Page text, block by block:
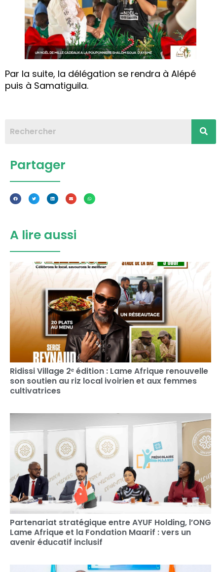
Par la suite, la délégation se rendra à Alépé
puis à Samatiguila.
Partager
A lire aussi
Ridissi Village 2ᵉ édition : Lame Afrique renouvelle
son soutien au riz local ivoirien et aux femmes
cultivatrices
Partenariat stratégique entre AYUF Holding, l’ONG
Lame Afrique et la Fondation Maarif : vers un
avenir éducatif inclusif